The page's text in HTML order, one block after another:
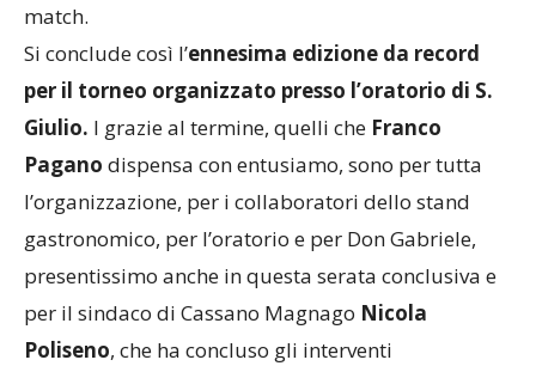
match.
Si conclude così l’ennesima edizione da record
per il torneo organizzato presso l’oratorio di S.
Giulio. I grazie al termine, quelli che Franco
Pagano dispensa con entusiamo, sono per tutta
l’organizzazione, per i collaboratori dello stand
gastronomico, per l’oratorio e per Don Gabriele,
presentissimo anche in questa serata conclusiva e
per il sindaco di Cassano Magnago Nicola
Poliseno, che ha concluso gli interventi